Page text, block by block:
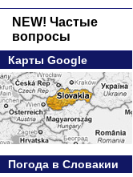
NEW! Частые
вопросы
Карты Google
Погода в Словакии